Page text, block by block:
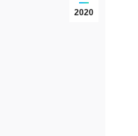
2020